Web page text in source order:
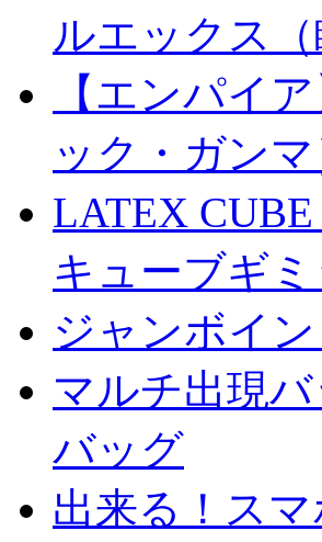
ルエックス
【エンパイ
ック・ガン
LATEX
キューブギ
ジャンボイ
マルチ出現
バッグ
出来る！ス